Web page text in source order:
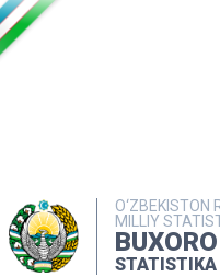
O‘ZBEKISTON
MILLIY